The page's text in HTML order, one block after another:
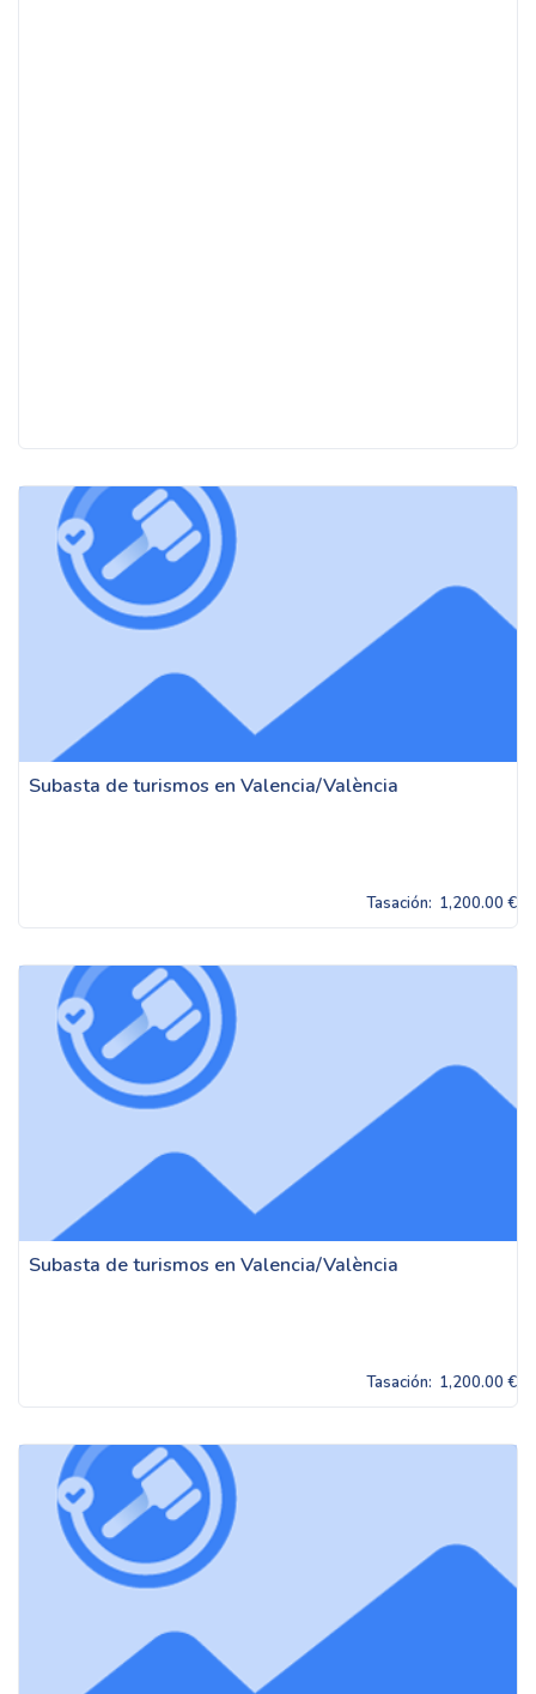
Subasta de turismos en Valencia/València
Tasación: 1,200.00 €
Subasta de turismos en Valencia/València
Tasación: 1,200.00 €